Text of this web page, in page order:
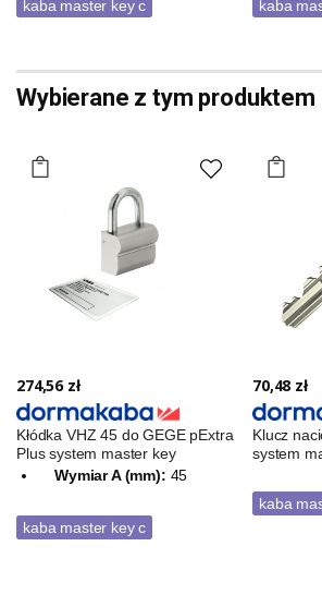
kaba master key c kaba
Wybierane z tym produktem
274,56 zł
Kłódka VHZ 45 do GEGE pExtra
Plus system master key
Wymiar A (mm): 45
kaba master key c
70,48 zł
Klucz
system
kaba